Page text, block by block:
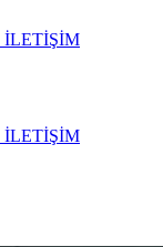
İLETİŞİM
İLETİŞİM